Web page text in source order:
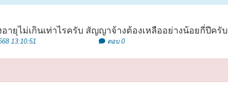
ยุไม่เกินเท่าไรครับ สัญญาจ้างต้องเหลืออย่างน้อยกี่ปีครับ
13:10:51 ตอบ 0